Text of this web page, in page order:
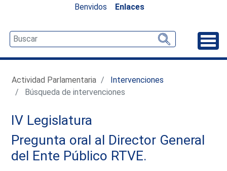
Benvidos
Enlaces
Actividad Parlamentaria
Intervenciones
Búsqueda de intervenciones
IV Legislatura
Pregunta oral al Director General
del Ente Público RTVE.